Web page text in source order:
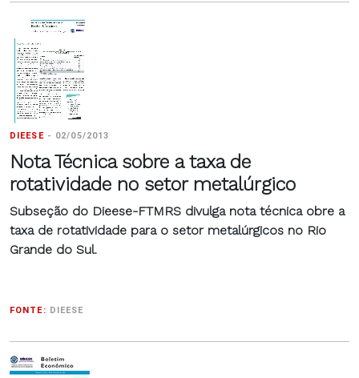
DIEESE- 02/05/2013
Nota Técnica sobre a taxa de
rotatividade no setor metalúrgico
Subseção do Dieese-FTMRS divulga nota técnica obre a
taxa de rotatividade para o setor metalúrgicos no Rio
Grande do Sul.
FONTE: DIEESE